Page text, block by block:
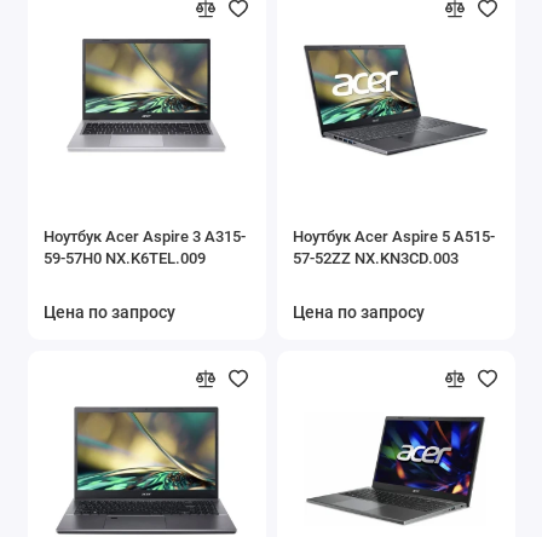
Ноутбук Acer Aspire 3 A315-
59-57H0 NX.K6TEL.009
Цена по запросу
Ноутбук Acer Aspire 5 A515-
57-52ZZ NX.KN3CD.003
Цена по запросу